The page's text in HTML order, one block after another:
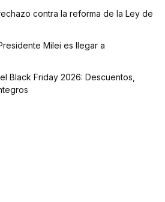
contra la reforma de la Ley de
Milei es llegar a
Black Friday 2026: Descuentos,